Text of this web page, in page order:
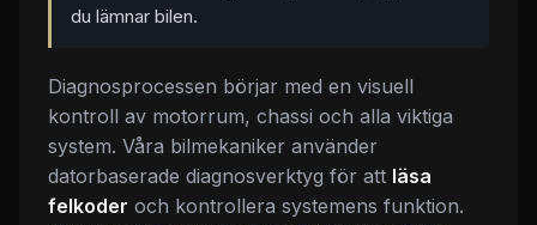
du lämnar bilen.
Diagnosprocessen börjar med en visuell
kontroll av motorrum, chassi och alla viktiga
system. Våra bilmekaniker använder
datorbaserade diagnosverktyg för att läsa
felkoder och kontrollera systemens funktion.